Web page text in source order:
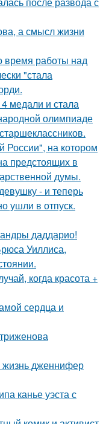
а смысл жизни
время работы над
"стала
медали и стала
олимпиаде
России", на котором
предстоящих в
думы.
- и теперь
ушли в отпуск.
даддарио!
Уиллиса,
когда красота +
сердца и
дженнифер
канье уэста с